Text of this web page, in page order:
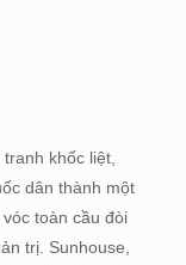
khốc liệt,
dân thành một
toàn cầu đòi
trị. Sunhouse,